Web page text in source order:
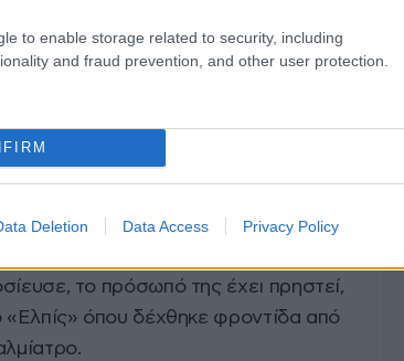
to enable storage related to security, including
and fraud prevention, and other user protection.
Deletion Data Access Privacy Policy
πορεία για τον 20χρονο από το
ένας άνδρας των ΜΑΤ και με
και μου ρίχνει αγκωνιά στο μάτι.
ήταν “δεν με νοιάζει»» αναφέρει η
το πρόσωπό της έχει πρηστεί,
όπου δέχθηκε φροντίδα από